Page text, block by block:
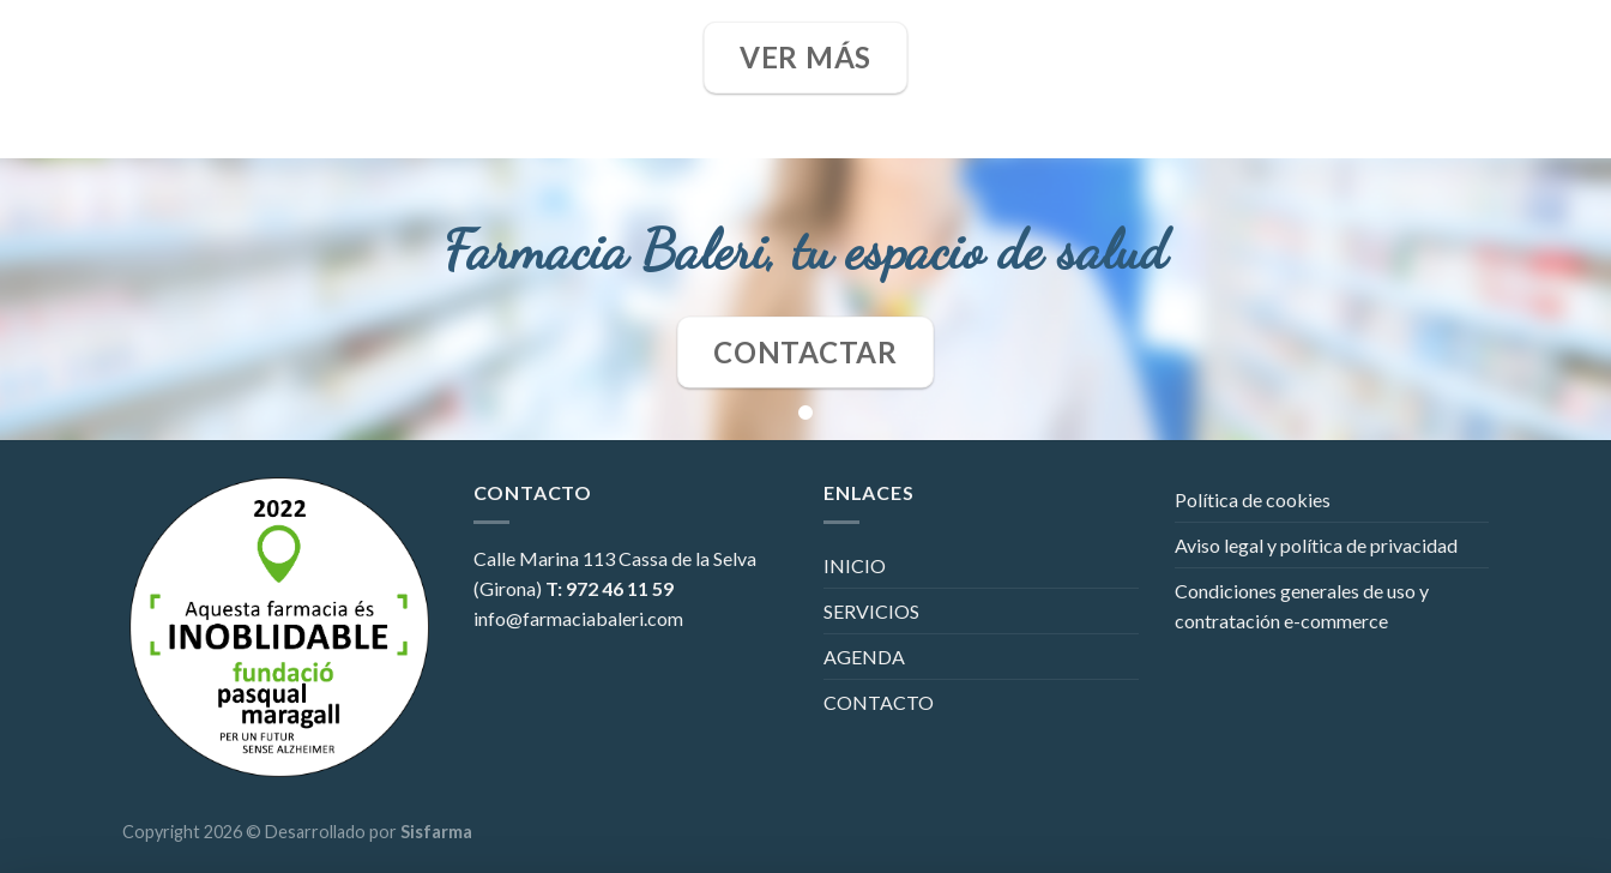
VER MÁS
Farmacia Baleri, tu espacio de salud
CONTACTAR
CONTACTO
Calle Marina 113Cassa de la Selva
(Girona) T: 972 46 11 59
info@farmaciabaleri.com
ENLACES
INICIO
SERVICIOS
AGENDA
CONTACTO
Política de cookies
Aviso legal y política de privacidad
Condiciones generales de uso y
contratación e-commerce
Copyright 2026 © Desarrollado por Sisfarma